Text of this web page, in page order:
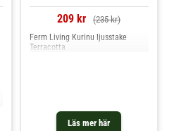
209 kr (235 kr)
Läs mer här
Ferm Living Kurinu ljusstake
Terracotta